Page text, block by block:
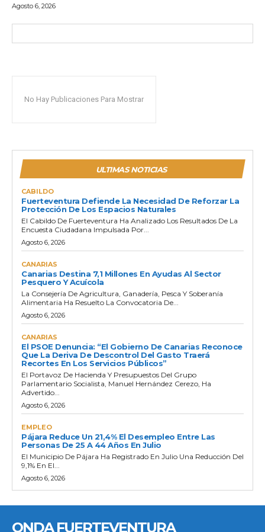
Agosto 6, 2026
No Hay Publicaciones Para Mostrar
ULTIMAS NOTICIAS
CABILDO
Fuerteventura Defiende La Necesidad De Reforzar La
Protección De Los Espacios Naturales
El Cabildo De Fuerteventura Ha Analizado Los Resultados De La
Encuesta Ciudadana Impulsada Por...
Agosto 6, 2026
CANARIAS
Canarias Destina 7,1 Millones En Ayudas Al Sector
Pesquero Y Acuícola
La Consejería De Agricultura, Ganadería, Pesca Y Soberanía
Alimentaria Ha Resuelto La Convocatoria De...
Agosto 6, 2026
CANARIAS
El PSOE Denuncia: “El Gobierno De Canarias Reconoce
Que La Deriva De Descontrol Del Gasto Traerá
Recortes En Los Servicios Públicos”
El Portavoz De Hacienda Y Presupuestos Del Grupo
Parlamentario Socialista, Manuel Hernández Cerezo, Ha
Advertido...
Agosto 6, 2026
EMPLEO
Pájara Reduce Un 21,4% El Desempleo Entre Las
Personas De 25 A 44 Años En Julio
El Municipio De Pájara Ha Registrado En Julio Una Reducción Del
9,1% En El...
Agosto 6, 2026
ONDA FUERTEVENTURA